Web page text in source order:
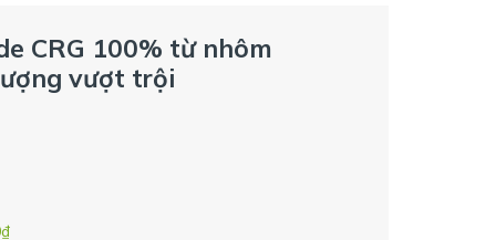
CRG 100% từ nhôm
vượt trội